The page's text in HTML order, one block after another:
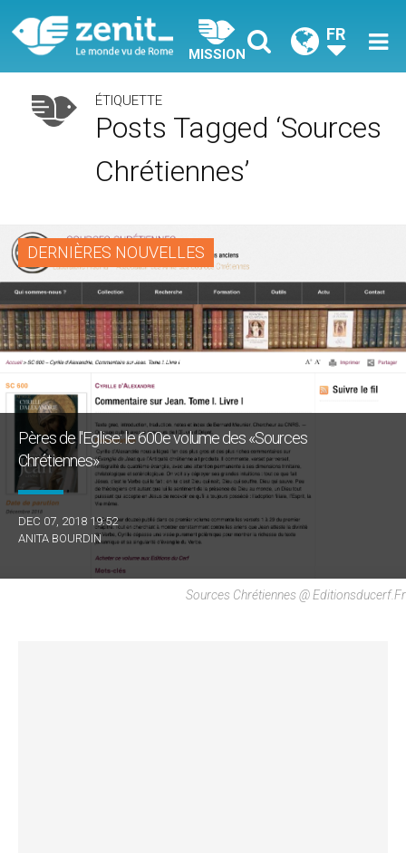
MISSION
FR
ÉTIQUETTE
Posts Tagged ‘Sources
Chrétiennes’
DERNIÈRES NOUVELLES
Pères de l'Eglise: le 600e volume des «Sources
Chrétiennes»
DEC 07, 2018 19:52
ANITA BOURDIN
Sources Chrétiennes @ Editionsducerf.fr